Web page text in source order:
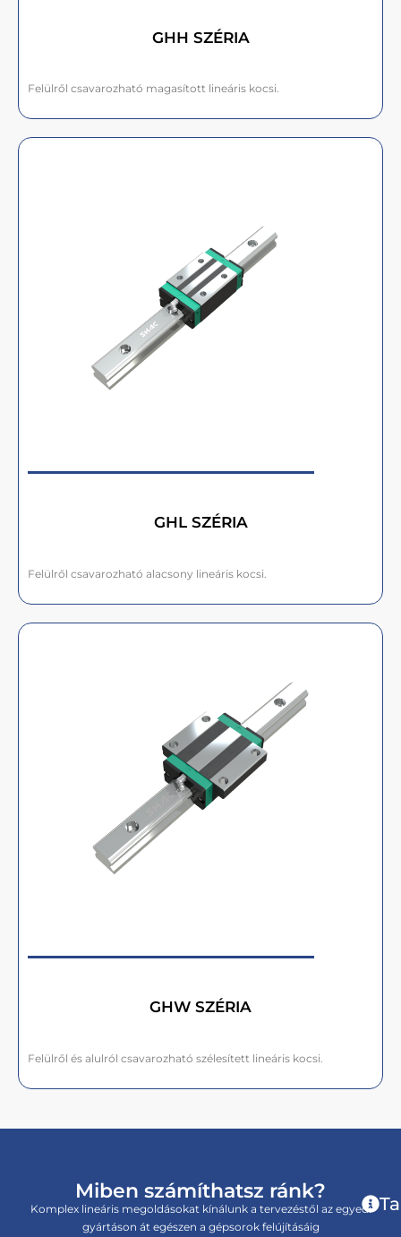
GHH SZÉRIA
Felülről csavarozható magasított lineáris kocsi.
GHL SZÉRIA
Felülről csavarozható alacsony lineáris kocsi.
GHW SZÉRIA
Felülről és alulról csavarozható szélesített lineáris kocsi.
Miben számíthatsz ránk?
Komplex lineáris megoldásokat kínálunk a tervezéstől az egyedi
gyártáson át egészen a gépsorok felújításáig